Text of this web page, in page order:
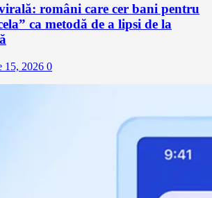
români care cer bani pentru
ca metodă de a lipsi de la
15, 2026 0